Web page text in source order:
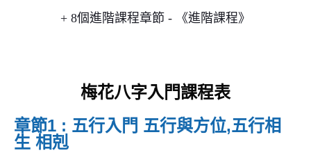
+ 8個進階課程章節 - 《進階課程》
梅花八字入門課程表
章節1 : 五行入門 五行與方位,五行相
生 相剋